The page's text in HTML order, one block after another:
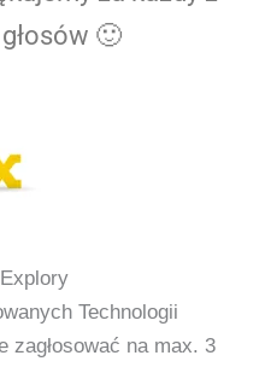
🙂
Technologii
zagłosować na max. 3